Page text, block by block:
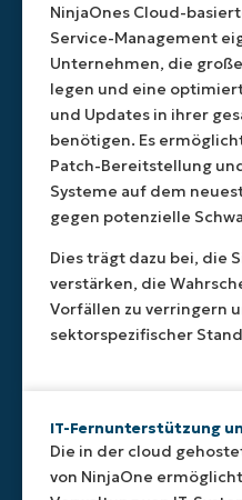
NinjaOnes Cloud-
Service-Management
Unternehmen, die
legen und eine
und Updates in ihrer
benötigen. Es
Patch-Bereitstellung
Systeme auf dem
gegen potenzielle
Dies trägt dazu bei, die
verstärken, die
Vorfällen zu verringern
sektorspezifischer
IT-Fernunterstützung
Die in der cloud
von NinjaOne